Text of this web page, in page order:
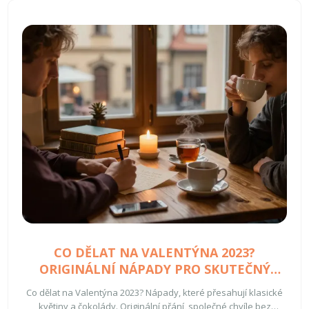
osobním nebo profesionálním životě.
CO DĚLAT NA VALENTÝNA 2023?
ORIGINÁLNÍ NÁPADY PRO SKUTEČNÝ
POCIT LÁSKY
Co dělat na Valentýna 2023? Nápady, které přesahují klasické
květiny a čokolády. Originální přání, společné chvíle bez